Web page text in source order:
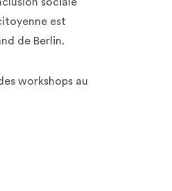
est
de Berlin.
workshops au